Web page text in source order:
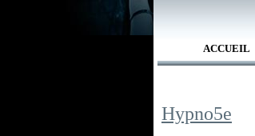
ACCUEIL
Hypno5e